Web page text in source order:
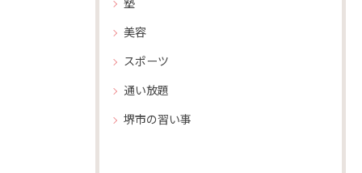
塾
美容
スポーツ
通い放題
堺市の習い事